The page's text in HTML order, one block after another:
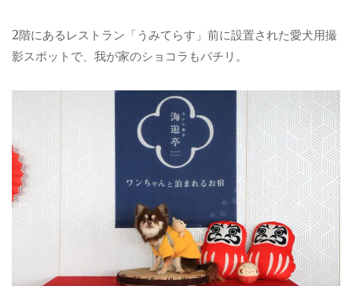
2階にあるレストラン「うみてらす」前に設置された愛犬用撮
影スポットで、我が家のショコラもパチリ。